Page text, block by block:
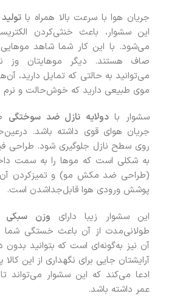
جریان هوا با سرعت بالا همراه با
این سشوار، باعث خنثی‌کردن
می‌شود. با این کار شما شاهد
صاف هستند. دیگر موهایتان وز
می‌توانید به حالتی که تمایل دارید،
موی طبیعی دارید که خوش‌حالت و
سشوار بادولایه نازل ضد سوختگی
جریان هوای قوی داشته باشد.
روی سطح نازل جلوگیری شود. طراحی
به شکلی است که موها را به سمت
(طراحی ضد مکش مو) و تمیزکردن
پوشش ورودی هوا قابل‌جداشدن است.
این سشوار زیبا دارای وزن سبکی
طولانی‌مدت از آن باعث خستگی شما
آن نیز به‌گونه‌ای است که بتوانید
آرایشتان جایی برای نگهداری از این
ادعا می‌کند که این سشوار می‌تواند تا
عمر داشته باشد.